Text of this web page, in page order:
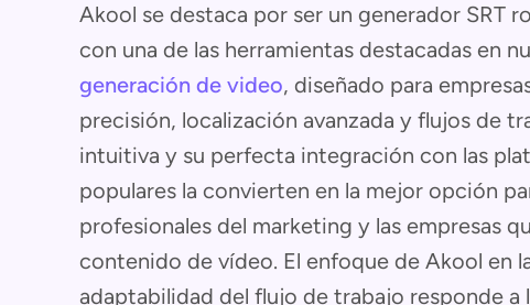
Akool se destaca por ser un generador SRT
con una de las herramientas destacadas en
generación de video, diseñado para
precisión, localización avanzada y flujos de
intuitiva y su perfecta integración con las
populares la convierten en la mejor opción
profesionales del marketing y las empresas
contenido de vídeo. El enfoque de Akool en
adaptabilidad del flujo de trabajo responde a